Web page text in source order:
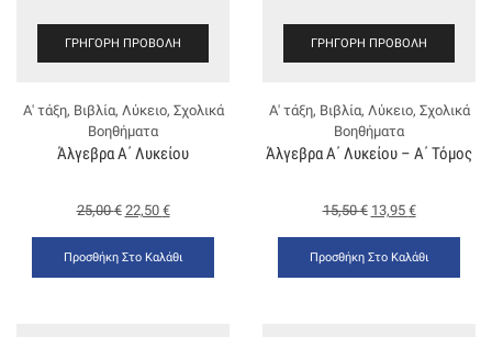
ΓΡΉΓΟΡΗ ΠΡΟΒΟΛΉ
Α' τάξη, Βιβλία, Λύκειο, Σχολικά
Βοηθήματα
Άλγεβρα Α΄ Λυκείου
25,00€ 22,50 €
Προσθήκη Στο Καλάθι
ΓΡΉΓΟΡΗ ΠΡΟΒΟΛΉ
Α' τάξη, Βιβλία, Λύκειο, Σχολικά
Βοηθήματα
Άλγεβρα Α΄ Λυκείου – Α΄ Τόμος
15,50€ 13,95 €
Προσθήκη Στο Καλάθι